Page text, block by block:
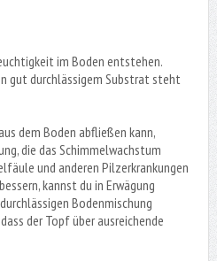
im Boden entstehen.
gut durchlässigem Substrat steht
dem Boden abfließen kann,
die das Schimmelwachstum
und anderen Pilzerkrankungen
kannst du in Erwägung
Bodenmischung
der Topf über ausreichende